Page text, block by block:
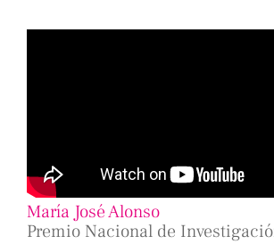
María José Alonso
Premio Nacional de